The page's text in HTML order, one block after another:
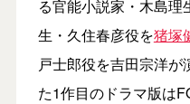
る官能小説家・木島理
生・久住春彦役を猪塚
戸士郎役を吉田宗洋
た1作目のドラマ版は